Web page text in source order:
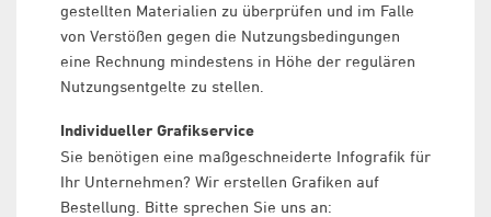
gestellten Materialien zu überprüfen und im Falle
von Verstößen gegen die Nutzungsbedingungen
eine Rechnung mindestens in Höhe der regulären
Nutzungsentgelte zu stellen.
Individueller Grafikservice
Sie benötigen eine maßgeschneiderte Infografik für
Ihr Unternehmen? Wir erstellen Grafiken auf
Bestellung. Bitte sprechen Sie uns an: